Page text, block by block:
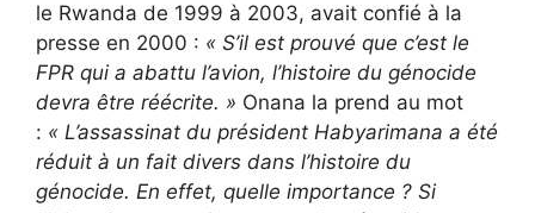
le Rwanda de 1999 à 2003, avait confié à la
presse en 2000 : « S’il est prouvé que c’est le
FPR qui a abattu l’avion, l’histoire du génocide
devra être réécrite. » Onana la prend au mot
: « L’assassinat du président Habyarimana a été
réduit à un fait divers dans l’histoire du
génocide. En effet, quelle importance ? Si